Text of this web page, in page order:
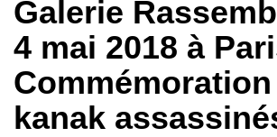
Galerie
4 mai 2018 à
kanak